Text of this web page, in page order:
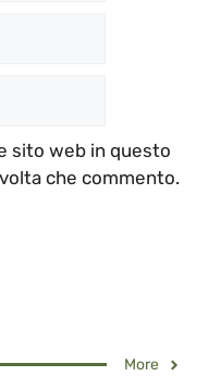
sito web in questo
che commento.
More